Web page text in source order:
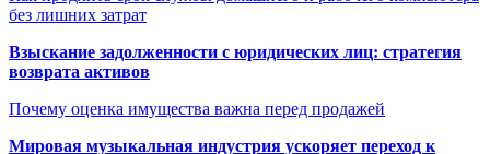
без лишних затрат
Взыскание задолженности с юридических лиц: стратегия
возврата активов
Почему оценка имущества важна перед продажей
Мировая музыкальная индустрия ускоряет переход к